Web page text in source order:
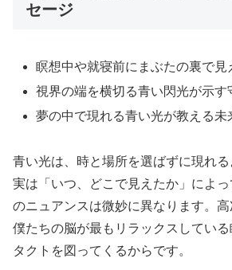
セージ
瞑想中や就寝前にまぶたの裏で見
視界の端を横切る青い閃光が示す
夢の中で現れる青い光が教える未
青い光は、時と場所を選ばずに現れる
実は「いつ、どこで見えたか」によ
のニュアンスは微妙に異なります。高
僕たちの脳が最もリラックスしてい
タクトを図ってくるからです。